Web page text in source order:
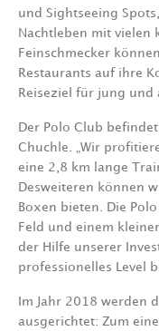
und Sightseeing
Nachtleben mit vielen
Feinschmecker
Restaurants auf ihre
Reiseziel für jung und
Der Polo Club
Chuchle. „Wir
eine 2,8 km lange
Desweiteren können
Boxen bieten. Die
Feld und einem
der Hilfe unserer
professionelles Level
Im Jahr 2018 werden
ausgerichtet: Zum